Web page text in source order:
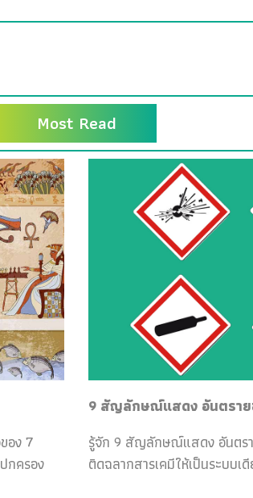
Most Read
อง 7
กครอง
9 สัญลักษณ์แสดง อันตราย
รู้จัก 9 สัญลักษณ์แสดง อันตรา
ติดฉลากสารเคมีให้เป็นระบบ